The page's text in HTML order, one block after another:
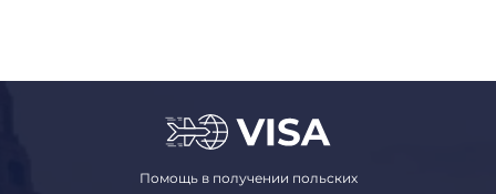
Помощь в получении польских